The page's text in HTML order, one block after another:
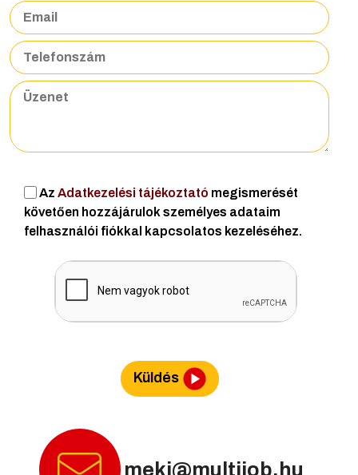
Az Adatkezelési tájékoztató megismerését
követően hozzájárulok személyes adataim
felhasználói fiókkal kapcsolatos kezeléséhez.
Küldés
meki@multijob.hu